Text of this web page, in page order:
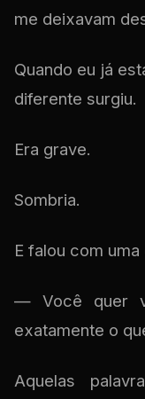
me deixavam
Quando eu já
diferente surgiu.
Era grave.
Sombria.
E falou com
— Você quer
exatamente o
Aquelas